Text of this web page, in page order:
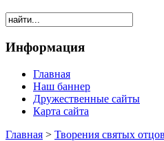
Информация
Главная
Наш баннер
Дружественные сайты
Карта сайта
Главная > Творения святых отцов